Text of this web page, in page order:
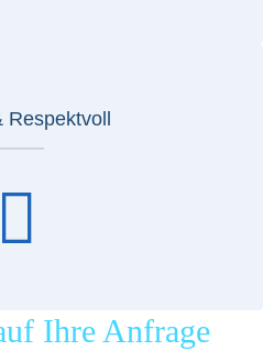
Respektvoll
Ihre Anfrage